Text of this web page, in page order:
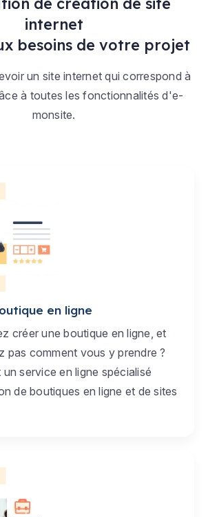
internet
besoins de votre projet
un site internet qui correspond à
à toutes les fonctionnalités d'e-
monsite.
en ligne
créer une boutique en ligne, et
pas comment vous y prendre ?
service en ligne spécialisé
de boutiques en ligne et de sites